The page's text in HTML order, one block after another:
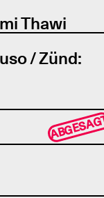
Thawi
/ Zünd: